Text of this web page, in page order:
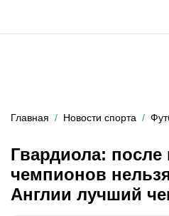
Главная Новости спорта
Гвардиола: после
чемпионов
Англии лучший